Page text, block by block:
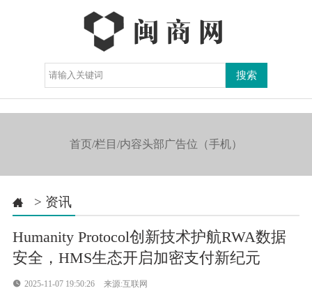
首页/栏目/内容头部广告位（手机）
 > 资讯
Humanity Protocol创新技术护航RWA数据
安全，HMS生态开启加密支付新纪元
 2025-11-07 19:50:26 来源:互联网